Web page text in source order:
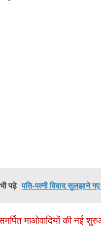
पढ़े पति-पत्नी विवाद सुलझाने
माओवादियों की नई